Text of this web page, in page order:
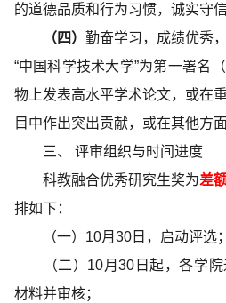
的道德品质和行为习惯，诚实守
（四） 勤奋学习，成绩优秀
“中国科学技术大学”为第一署名
物上发表高水平学术论文，或在
目中作出突出贡献，或在其他方
三、
评审组织与时间进度
科教融合优秀研究生奖为差
排如下：
（一） 10月 30日，启动评选；
（二） 10月30 日起，各学
材料并审核；